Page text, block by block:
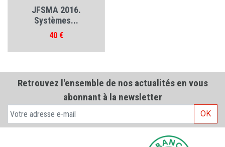
JFSMA 2016.
Systèmes...
Prix
40 €
Retrouvez l'ensemble de nos actualités en vous
abonnant à la newsletter
OK